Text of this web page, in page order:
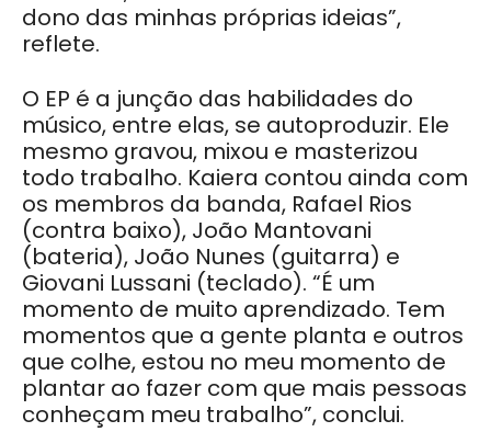
dono das minhas próprias ideias”,
reflete.
O EP é a junção das habilidades do
músico, entre elas, se autoproduzir. Ele
mesmo gravou, mixou e masterizou
todo trabalho. Kaiera contou ainda com
os membros da banda, Rafael Rios
(contra baixo), João Mantovani
(bateria), João Nunes (guitarra) e
Giovani Lussani (teclado). “É um
momento de muito aprendizado. Tem
momentos que a gente planta e outros
que colhe, estou no meu momento de
plantar ao fazer com que mais pessoas
conheçam meu trabalho”, conclui.